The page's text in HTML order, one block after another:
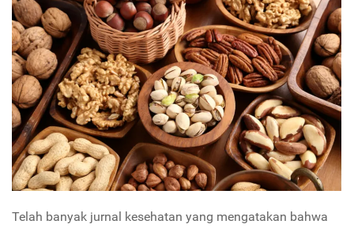
Telah banyak jurnal kesehatan yang mengatakan bahwa